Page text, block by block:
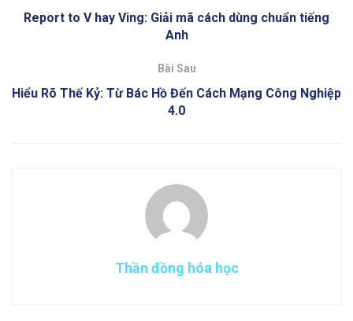
Report to V hay Ving: Giải mã cách dùng chuẩn tiếng
Anh
Bài Sau
Hiểu Rõ Thế Kỷ: Từ Bác Hồ Đến Cách Mạng Công Nghiệp
4.0
Thần đồng hóa học